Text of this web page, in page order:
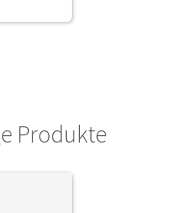
Produkte